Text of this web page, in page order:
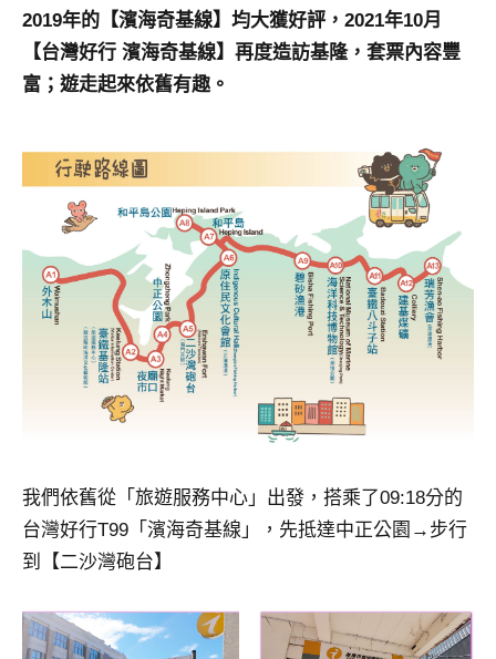
景
節
目
主
國
會
及
活
動
持、
學
2019年的【濱海奇基線】均大獲好評，2021年10月
【台灣好行 濱海奇基線】再度造訪基隆，套票內容豐
富；遊走起來依舊有趣。
我們依舊從「旅遊服務中心」出發，搭乘了09:18分的
台灣好行T99「濱海奇基線」，先抵達中正公園→步行
到【二沙灣砲台】